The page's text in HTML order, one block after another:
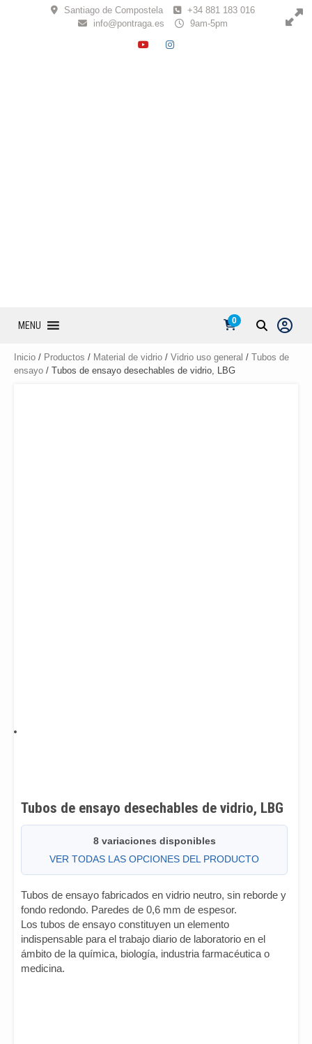
Santiago de Compostela
+34 881 183 016
info@pontraga.es
9am-5pm
YOUTUBE
INSTAGRAM
MENU 0
Inicio / Productos / Material de vidrio / Vidrio uso general / Tubos de
ensayo / Tubos de ensayo desechables de vidrio, LBG
Tubos de ensayo desechables de vidrio, LBG
8 variaciones disponibles
VER TODAS LAS OPCIONES DEL PRODUCTO
Tubos de ensayo fabricados en vidrio neutro, sin reborde y
fondo redondo. Paredes de 0,6 mm de espesor.
Los tubos de ensayo constituyen un elemento
indispensable para el trabajo diario de laboratorio en el
ámbito de la química, biología, industria farmacéutica o
medicina.